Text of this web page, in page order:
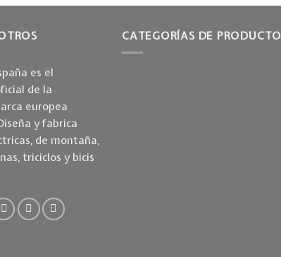
es el
de la
europea
y fabrica
de montaña,
triciclos y bicis
CATEGORÍAS DE PRODUCTO